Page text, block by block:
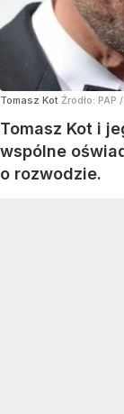
Tomasz Kot Źródło: PAP /
Tomasz Kot i
wspólne
o rozwodzie.